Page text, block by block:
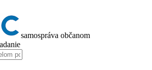
samospráva občanom